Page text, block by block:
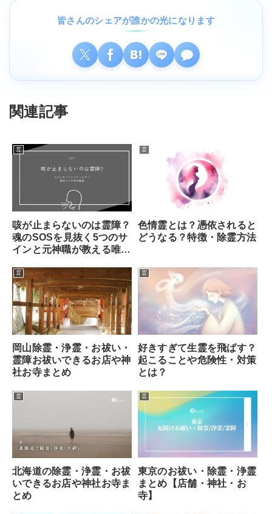
皆さんのシェアが誰かの光になります
関連記事
霊
咳が止まらないのは霊障？
魂のSOSを見抜く5つのサ
インと元神職が教える唯一
霊
色情霊とは？憑依されると
どうなる？特徴・除霊方法
霊
岡山除霊・浄霊・お祓い・
霊障お祓いできるお店や神
社お寺まとめ
霊
好きすぎて生霊を飛ばす？
起こることや危険性・対策
とは？
霊
北海道の除霊・浄霊・お祓
いできるお店や神社お寺ま
とめ
霊
東京のお祓い・除霊・浄霊
まとめ【店舗・神社・お
寺】